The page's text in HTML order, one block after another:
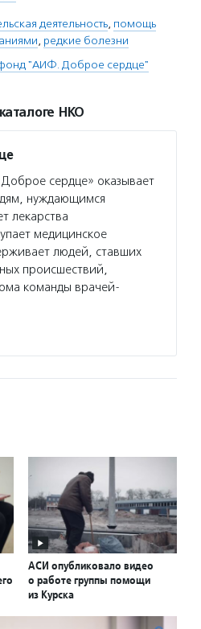
деятельность, помощь
, редкие болезни
фонд "АИФ. Доброе сердце"
НКО
сердце» оказывает
нуждающимся
лекарства
медицинское
людей, ставших
происшествий,
команды врачей-
АСИ опубликовало видео
о работе группы помощи
из Курска